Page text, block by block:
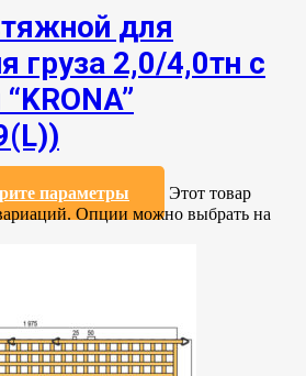
для
груза 2,0/4,0тн с
параметры
Этот товар
Опции можно выбрать на